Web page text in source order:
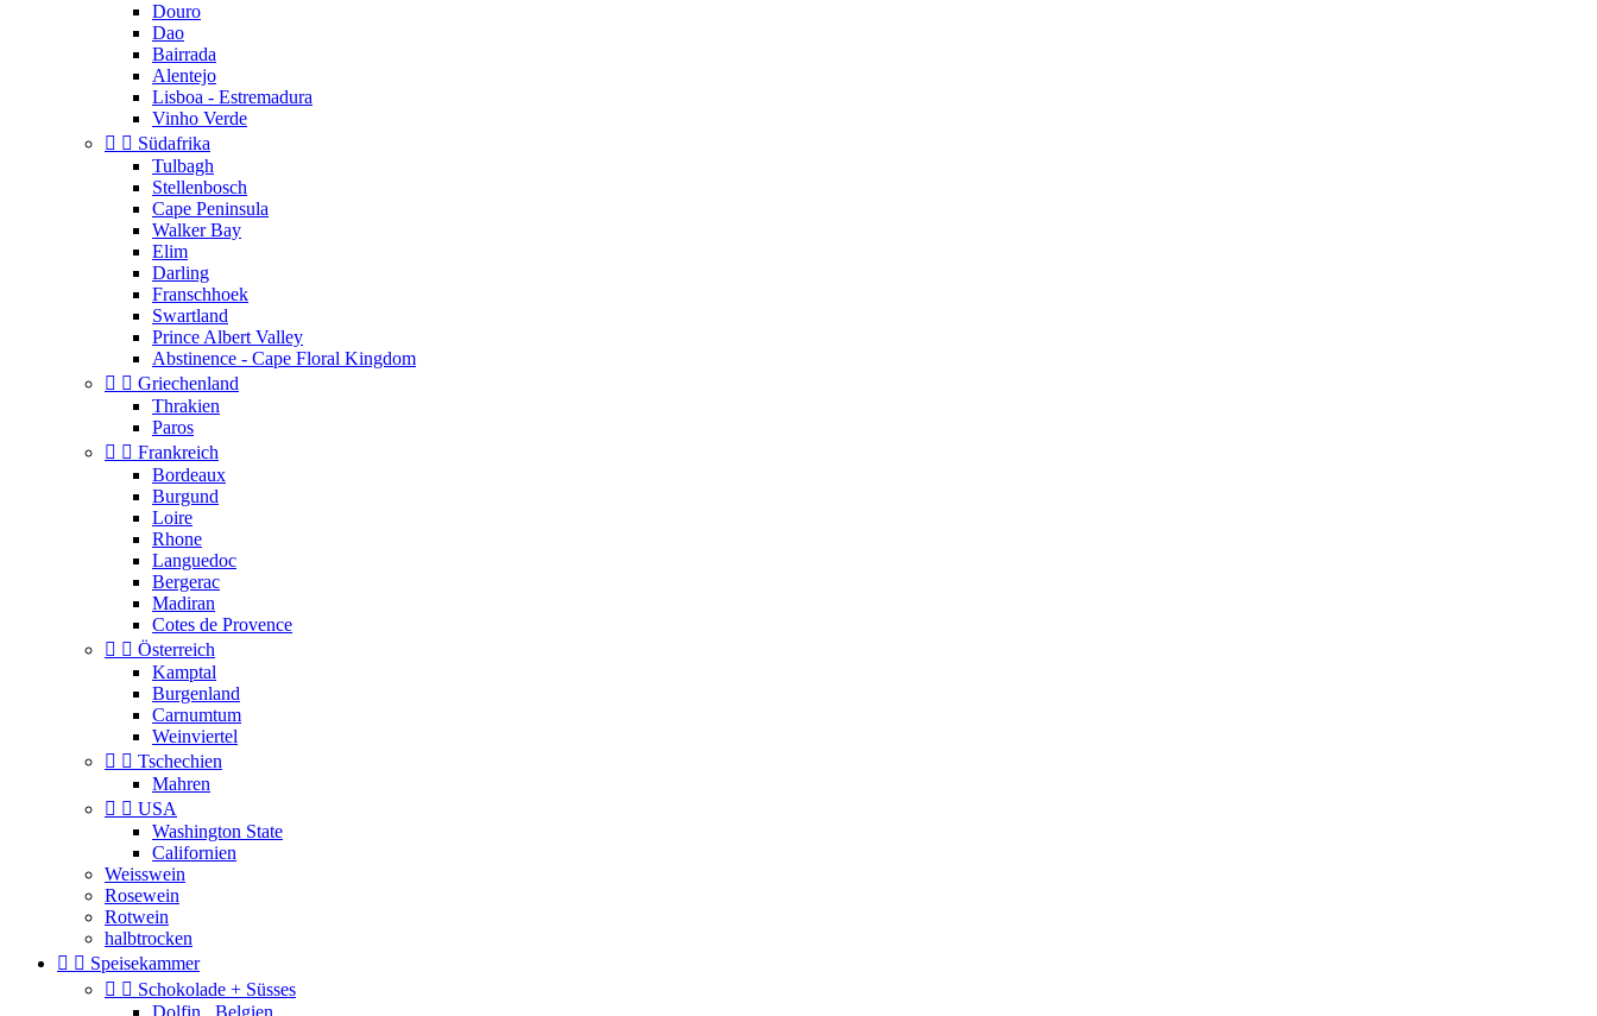
Douro
Dao
Bairrada
Alentejo
Lisboa - Estremadura
Vinho Verde
  Südafrika
Tulbagh
Stellenbosch
Cape Peninsula
Walker Bay
Elim
Darling
Franschhoek
Swartland
Prince Albert Valley
Abstinence - Cape Floral Kingdom
  Griechenland
Thrakien
Paros
  Frankreich
Bordeaux
Burgund
Loire
Rhone
Languedoc
Bergerac
Madiran
Cotes de Provence
  Österreich
Kamptal
Burgenland
Carnumtum
Weinviertel
  Tschechien
Mahren
  USA
Washington State
Californien
Weisswein
Rosewein
Rotwein
halbtrocken
  Speisekammer
  Schokolade + Süsses
Dolfin . Belgien